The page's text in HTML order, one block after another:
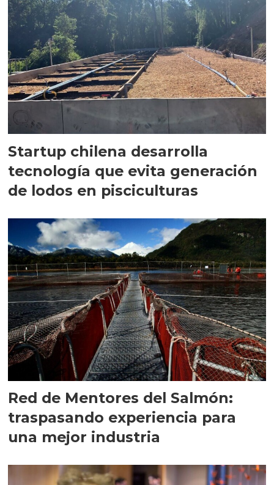
Startup chilena desarrolla
tecnología que evita generación
de lodos en pisciculturas
Red de Mentores del Salmón:
traspasando experiencia para
una mejor industria